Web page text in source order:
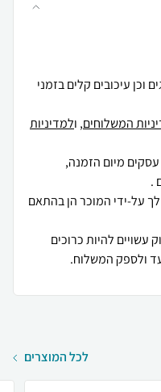
וכן עיכובים קלים בזמני
המשלוחים, ולמדיניות
על-ידי המוכר הן בהתאם
עשויים להיות כרוכים
ולספק המשלוח.
לכל המוצרים